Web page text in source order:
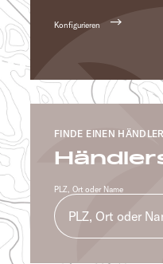
Konfigurieren
FINDE EINEN
PLZ, Ort oder Name